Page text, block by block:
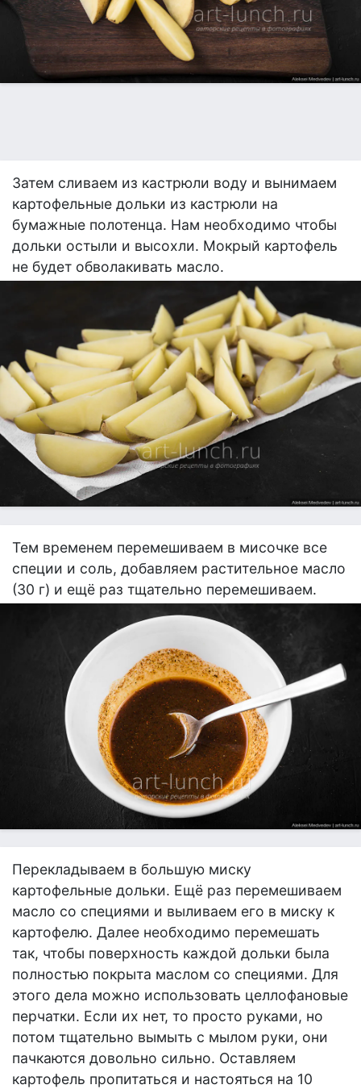
Затем сливаем из кастрюли воду и вынимаем
картофельные дольки из кастрюли на
бумажные полотенца. Нам необходимо чтобы
дольки остыли и высохли. Мокрый картофель
не будет обволакивать масло.
Тем временем перемешиваем в мисочке все
специи и соль, добавляем растительное масло
(30 г) и ещё раз тщательно перемешиваем.
Перекладываем в большую миску
картофельные дольки. Ещё раз перемешиваем
масло со специями и выливаем его в миску к
картофелю. Далее необходимо перемешать
так, чтобы поверхность каждой дольки была
полностью покрыта маслом со специями. Для
этого дела можно использовать целлофановые
перчатки. Если их нет, то просто руками, но
потом тщательно вымыть с мылом руки, они
пачкаются довольно сильно. Оставляем
картофель пропитаться и настояться на 10